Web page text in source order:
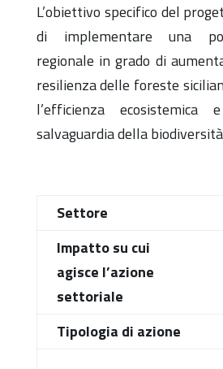
L’obiettivo specifico del
di implementare una
regionale in grado di
resilienza delle foreste
l’efficienza
salvaguardia della
Settore
Impatto su cui
agisce l’azione
settoriale
Tipologia di azione